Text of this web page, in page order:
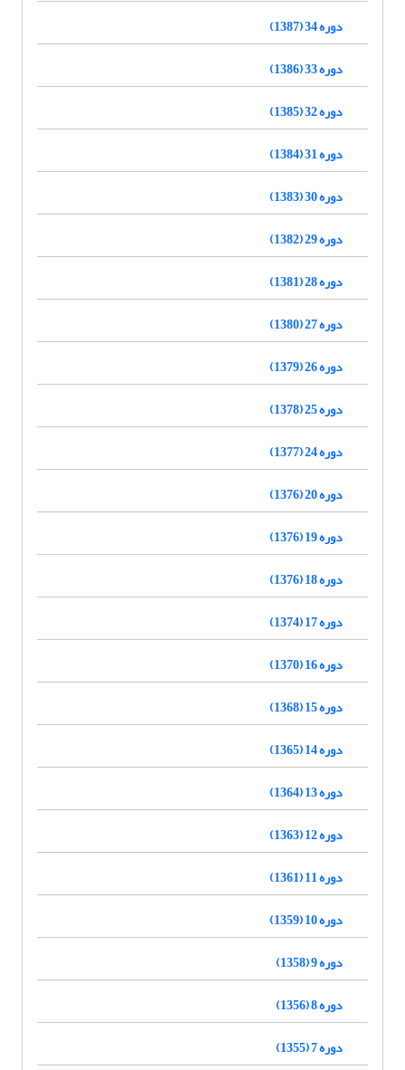
دوره 34 (1387)
دوره 33 (1386)
دوره 32 (1385)
دوره 31 (1384)
دوره 30 (1383)
دوره 29 (1382)
دوره 28 (1381)
دوره 27 (1380)
دوره 26 (1379)
دوره 25 (1378)
دوره 24 (1377)
دوره 20 (1376)
دوره 19 (1376)
دوره 18 (1376)
دوره 17 (1374)
دوره 16 (1370)
دوره 15 (1368)
دوره 14 (1365)
دوره 13 (1364)
دوره 12 (1363)
دوره 11 (1361)
دوره 10 (1359)
دوره 9 (1358)
دوره 8 (1356)
دوره 7 (1355)